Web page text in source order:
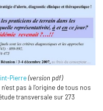
Pierre(version pdf)
pas à l’origine de tous nos
transversale sur 273